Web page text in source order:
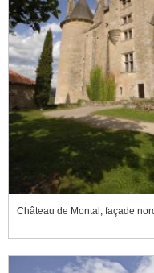
Château de Montal, façade